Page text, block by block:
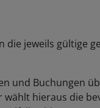
die jeweils gültige
und Buchungen
hieraus die